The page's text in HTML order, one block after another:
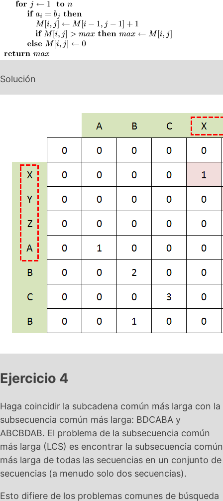
Solución
Ejercicio 4
Haga coincidir la subcadena común más larga con la
subsecuencia común más larga: BDCABA y
ABCBDAB. El problema de la subsecuencia común
más larga (LCS) es encontrar la subsecuencia común
más larga de todas las secuencias en un conjunto de
secuencias (a menudo solo dos secuencias).
Esto difiere de los problemas comunes de búsqueda